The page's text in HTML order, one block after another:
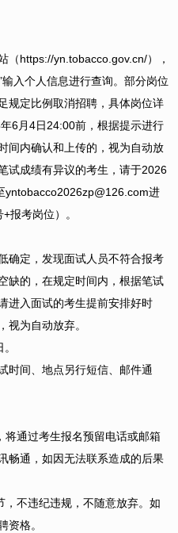
（https://yn.tobacco.gov.cn/），
输入个人信息进行查询。部分岗位
规定比例取消招聘，具体岗位详
6月4日24:00前，根据提示进行
间内确认和上传的，视为自动放
试成绩有异议的考生，请于2026
yntobacco2026zp@126.com进
报考岗位）。
确定，发现面试人员不符合报考
缺的，在规定时间内，根据笔试
进入面试的考生提前安排好时
视为自动放弃。
时间、地点另行短信、邮件通
通过考生报名预留电话或邮箱
畅通，如因无法联系造成的后果
不违纪违规，不随意放弃。如
资格。